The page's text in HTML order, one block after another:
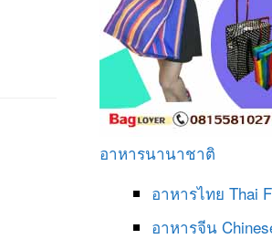
อาหารนานาชาติ
อาหารไทย Thai
อาหารจีน